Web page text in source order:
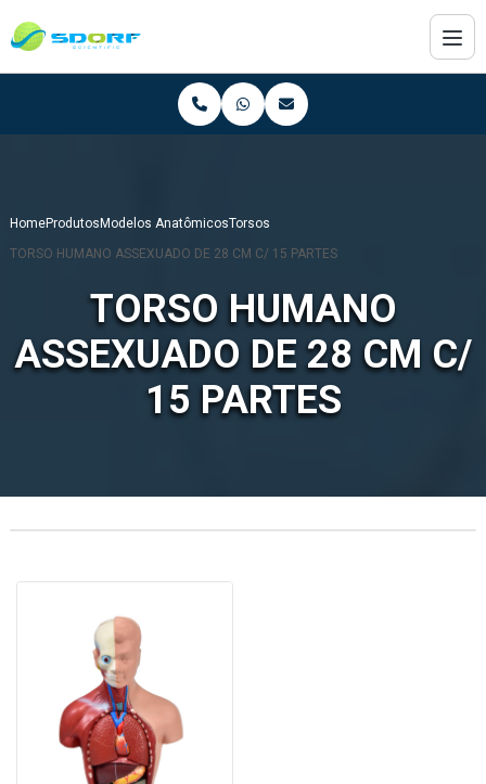
HomeProdutos Modelos AnatômicosTorsos
TORSO HUMANO ASSEXUADO DE 28 CM C/ 15 PARTES
TORSO HUMANO
ASSEXUADO DE 28 CM C/
15 PARTES